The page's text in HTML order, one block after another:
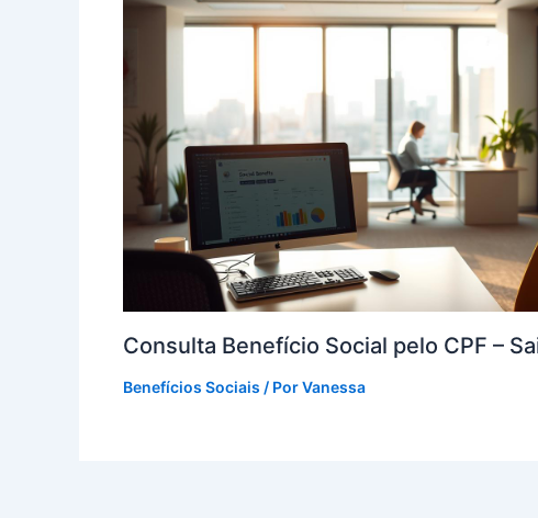
Consulta Benefício Social pelo CPF –
Benefícios Sociais / PorVanessa